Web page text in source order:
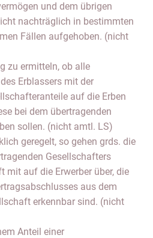
und dem übrigen
nachträglich in bestimmten
Fällen aufgehoben. (nicht
zu ermitteln, ob alle
Erblassers mit der
auf die Erben
bei dem übertragenden
sollen. (nicht amtl. LS)
geregelt, so gehen grds. die
Gesellschafters
mit auf die Erwerber über, die
aus dem
erkennbar sind. (nicht
Anteil einer